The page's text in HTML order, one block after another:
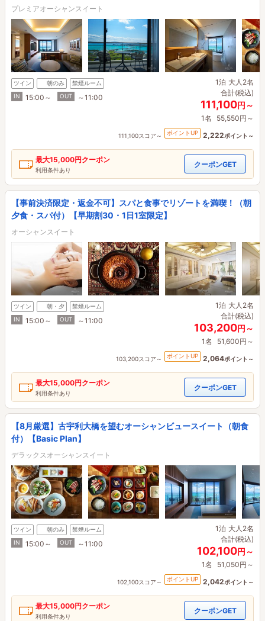
プレミアオーシャンスイート
ツイン 朝のみ
禁煙ルーム
IN
15:00～ OUT ～11:00
1泊 大人2名
合計(税込)
111,100円～
1名 55,550円～
111,100スコア～ ポイントUP 2,222ポイント～
最大15,000円クーポン
利用条件あり
クーポンGET
【事前決済限定・返金不可】スパと食事でリゾートを満喫！（朝
夕食・スパ付）【早期割30・1日1室限定】
オーシャンスイート
ツイン 朝・夕
禁煙ルーム
IN
15:00～ OUT ～11:00
1泊 大人2名
合計(税込)
103,200円～
1名 51,600円～
103,200スコア～ ポイントUP 2,064ポイント～
最大15,000円クーポン
利用条件あり
クーポンGET
【8月厳選】古宇利大橋を望むオーシャンビュースイート（朝食
付）【Basic Plan】
デラックスオーシャンスイート
ツイン 朝のみ
禁煙ルーム
IN
15:00～ OUT ～11:00
1泊 大人2名
合計(税込)
102,100円～
1名 51,050円～
102,100スコア～ ポイントUP 2,042ポイント～
最大15,000円クーポン
利用条件あり
クーポンGET